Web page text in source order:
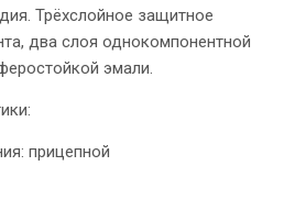
Трёхслойное защитное
два слоя однокомпонентной
эмали.
прицепной